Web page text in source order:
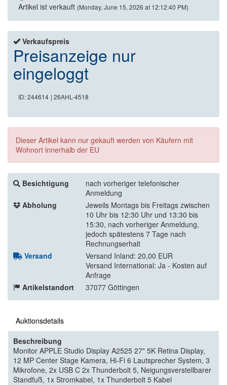
Artikel ist verkauft (Monday, June 15, 2026 at 12:12:40 PM)
Verkaufspreis
Preisanzeige nur
eingeloggt
ID: 244614 | 26AHL-4518
Dieser Artikel kann nur gekauft werden von Käufern mit
Wohnort innerhalb der EU
Besichtigung
nach vorheriger telefonischer
Anmeldung
Abholung
Jeweils Montags bis Freitags zwischen
10 Uhr bis 12:30 Uhr und 13:30 bis
15:30, nach vorheriger Anmeldung,
jedoch spätestens 7 Tage nach
Rechnungserhalt
Versand
Versand Inland: 20,00 EUR
Versand International: Ja - Kosten auf
Anfrage
Artikelstandort
37077 Göttingen
Auktionsdetails
Beschreibung
Monitor APPLE Studio Display A2525 27" 5K Retina Display,
12 MP Center Stage Kamera, Hi-Fi 6 Lautsprecher System, 3
Mikrofone, 2x USB C 2x Thunderbolt 5, Neigungsverstellbarer
Standfuß, 1x Stromkabel, 1x Thunderbolt 5 Kabel